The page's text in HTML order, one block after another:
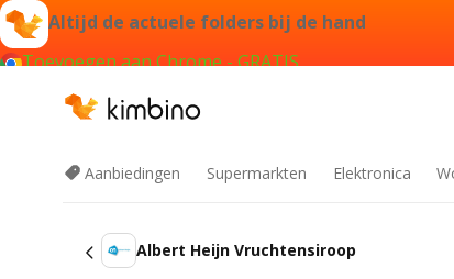
Altijd de actuele folders bij de hand
Toevoegen aan Chrome - GRATIS
Aanbiedingen Supermarkten Elektronica
Albert Heijn Vruchtensiroop